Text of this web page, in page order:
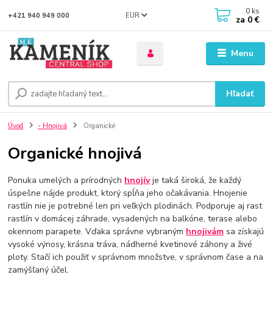
Menu
EUR
Hľadať
+421 940 949 000 0 ks
za 0 €
Úvod - Hnojivá Organické
Organické hnojivá
Ponuka umelých a prírodných hnojívje taká široká, že každý
úspešne nájde produkt, ktorý spĺňa jeho očakávania. Hnojenie
rastlín nie je potrebné len pri veľkých plodinách. Podporuje aj rast
rastlín v domácej záhrade, vysadených na balkóne, terase alebo
okennom parapete. Vďaka správne vybraným hnojivám sa získajú
vysoké výnosy, krásna tráva, nádherné kvetinové záhony a živé
ploty. Stačí ich použiť v správnom množstve, v správnom čase a na
zamýšľaný účel.